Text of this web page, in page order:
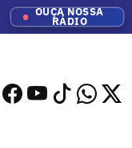
OUÇA NOSSA
RÁDIO